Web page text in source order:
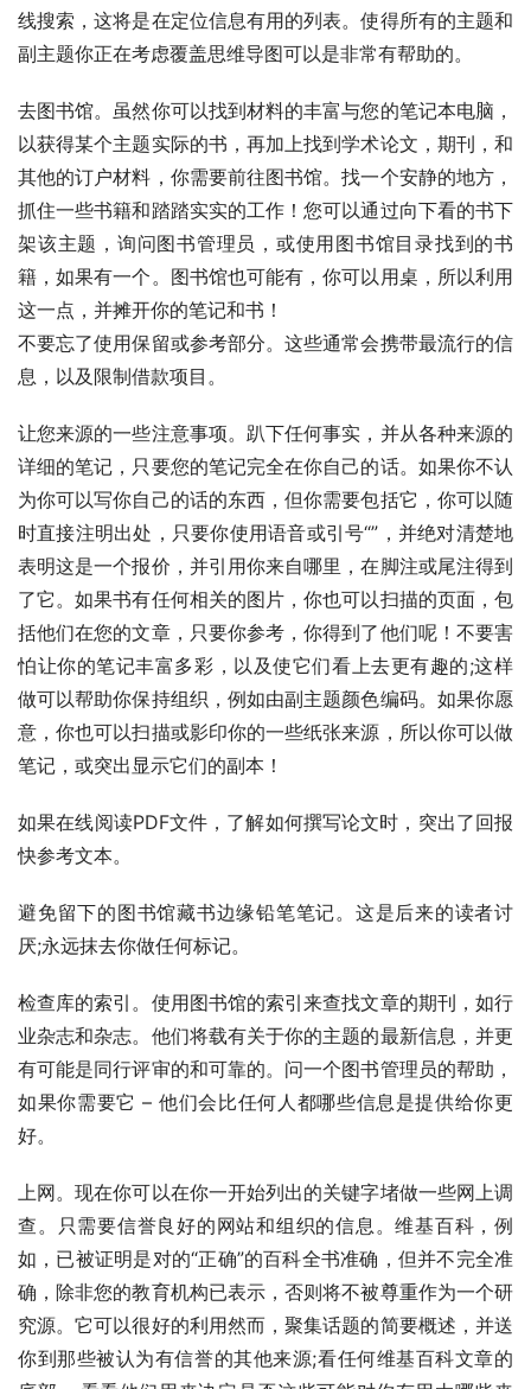
线搜索，这将是在定位信息有用的列表。使得所有的主题和
副主题你正在考虑覆盖思维导图可以是非常有帮助的。
去图书馆。虽然你可以找到材料的丰富与您的笔记本电脑，
以获得某个主题实际的书，再加上找到学术论文，期刊，和
其他的订户材料，你需要前往图书馆。找一个安静的地方，
抓住一些书籍和踏踏实实的工作！您可以通过向下看的书下
架该主题，询问图书管理员，或使用图书馆目录找到的书
籍，如果有一个。图书馆也可能有，你可以用桌，所以利用
这一点，并摊开你的笔记和书！
不要忘了使用保留或参考部分。这些通常会携带最流行的信
息，以及限制借款项目。
让您来源的一些注意事项。趴下任何事实，并从各种来源的
详细的笔记，只要您的笔记完全在你自己的话。如果你不认
为你可以写你自己的话的东西，但你需要包括它，你可以随
时直接注明出处，只要你使用语音或引号“”，并绝对清楚地
表明这是一个报价，并引用你来自哪里，在脚注或尾注得到
了它。如果书有任何相关的图片，你也可以扫描的页面，包
括他们在您的文章，只要你参考，你得到了他们呢！不要害
怕让你的笔记丰富多彩，以及使它们看上去更有趣的;这样
做可以帮助你保持组织，例如由副主题颜色编码。如果你愿
意，你也可以扫描或影印你的一些纸张来源，所以你可以做
笔记，或突出显示它们的副本！
如果在线阅读PDF文件，了解如何撰写论文时，突出了回报
快参考文本。
避免留下的图书馆藏书边缘铅笔笔记。这是后来的读者讨
厌;永远抹去你做任何标记。
检查库的索引。使用图书馆的索引来查找文章的期刊，如行
业杂志和杂志。他们将载有关于你的主题的最新信息，并更
有可能是同行评审的和可靠的。问一个图书管理员的帮助，
如果你需要它 – 他们会比任何人都哪些信息是提供给你更
好。
上网。现在你可以在你一开始列出的关键字堵做一些网上调
查。只需要信誉良好的网站和组织的信息。维基百科，例
如，已被证明是对的“正确”的百科全书准确，但并不完全准
确，除非您的教育机构已表示，否则将不被尊重作为一个研
究源。它可以很好的利用然而，聚集话题的简要概述，并送
你到那些被认为有信誉的其他来源;看任何维基百科文章的